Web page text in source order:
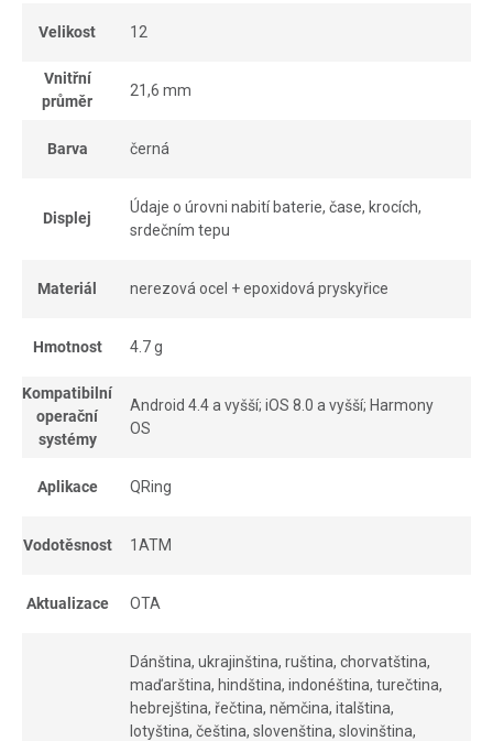
Velikost 12
Vnitřní
průměr
21,6 mm
Barva černá
Displej
Údaje o úrovni nabití baterie, čase, krocích,
srdečním tepu
Materiál nerezová ocel + epoxidová pryskyřice
Hmotnost 4.7 g
Kompatibilní
operační
systémy
Android 4.4 a vyšší; iOS 8.0 a vyšší; Harmony
OS
Aplikace QRing
Vodotěsnost 1ATM
Aktualizace OTA
Dánština, ukrajinština, ruština, chorvatština,
maďarština, hindština, indonéština, turečtina,
hebrejština, řečtina, němčina, italština,
lotyština, čeština, slovenština, slovinština,